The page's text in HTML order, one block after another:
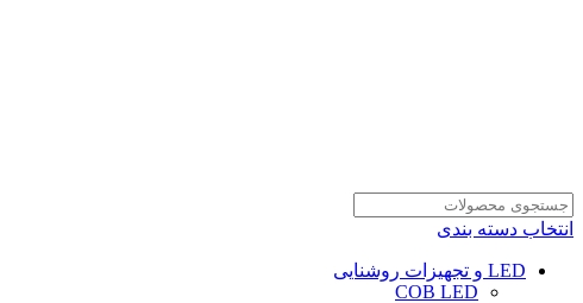
انتخاب دسته بندی
LED و تجهیزات روشنایی
COB LED